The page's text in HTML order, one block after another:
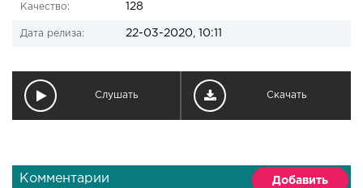
Качество: 128
Дата релиза: 22-03-2020, 10:11
Слушать Скачать
Комментарии Добавить